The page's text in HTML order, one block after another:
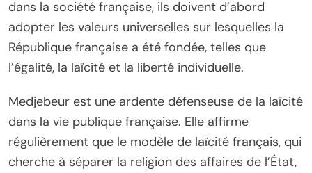
dans la société française, ils doivent d’abord
adopter les valeurs universelles sur lesquelles la
République française a été fondée, telles que
l’égalité, la laïcité et la liberté individuelle.
Medjebeur est une ardente défenseuse de la laïcité
dans la vie publique française. Elle affirme
régulièrement que le modèle de laïcité français, qui
cherche à séparer la religion des affaires de l’État,